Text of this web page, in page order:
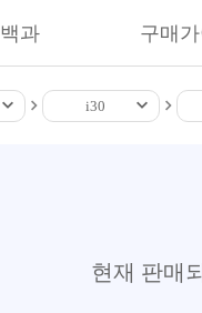
백과 구매
i30
현재 판매